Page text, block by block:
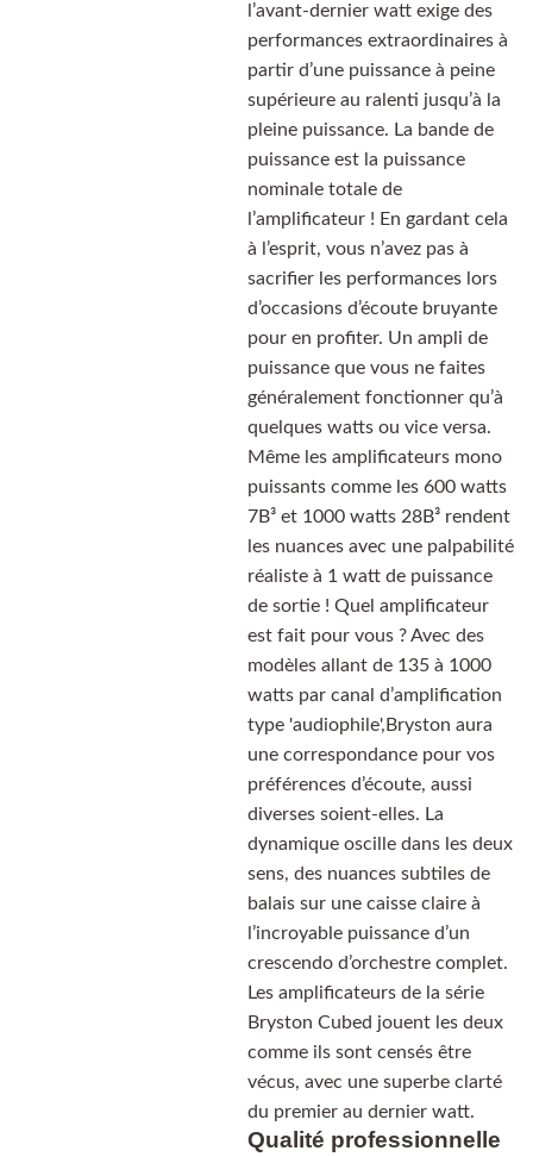
l’avant-dernier watt exige des
performances extraordinaires à
partir d’une puissance à peine
supérieure au ralenti jusqu’à la
pleine puissance. La bande de
puissance est la puissance
nominale totale de
l’amplificateur ! En gardant cela
à l’esprit, vous n’avez pas à
sacrifier les performances lors
d’occasions d’écoute bruyante
pour en profiter. Un ampli de
puissance que vous ne faites
généralement fonctionner qu’à
quelques watts ou vice versa.
Même les amplificateurs mono
puissants comme les 600 watts
7B³ et 1000 watts 28B³ rendent
les nuances avec une palpabilité
réaliste à 1 watt de puissance
de sortie ! Quel amplificateur
est fait pour vous ? Avec des
modèles allant de 135 à 1000
watts par canal d’amplification
type 'audiophile',Bryston aura
une correspondance pour vos
préférences d’écoute, aussi
diverses soient-elles. La
dynamique oscille dans les deux
sens, des nuances subtiles de
balais sur une caisse claire à
l’incroyable puissance d’un
crescendo d’orchestre complet.
Les amplificateurs de la série
Bryston Cubed jouent les deux
comme ils sont censés être
vécus, avec une superbe clarté
du premier au dernier watt.
Qualité professionnelle